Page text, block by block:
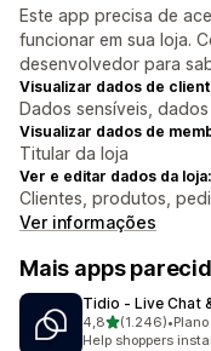
Este app precisa de
funcionar em sua loja.
desenvolvedor para
Visualizar dados de
Dados sensíveis,
Visualizar dados de
Titular da loja
Ver e editar dados da loja:
Clientes, produtos,
Ver informações
Mais apps
Tidio ‑ Live Chat
4,8de 5 estrelas
(1.246)
1246 avaliações
•
Help shoppers